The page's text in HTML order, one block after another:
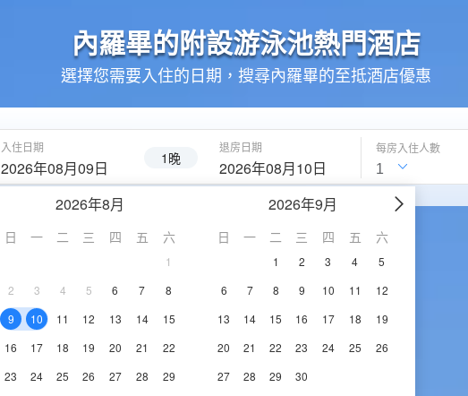
內羅畢的附設游泳池熱門酒店
選擇您需要入住的日期，搜尋內羅畢的至抵酒店優惠
入住日期
2026年08月09日 1晚
退房日期
2026年08月10日
2026年8月
日 一 二 三 四 五 六
1
2
3 4 5 6 7
8
9
10 11 12 13 14
15
16
17 18 19 20 21
22
23
24 25 26 27 28
29
2026年9月
日 一 二 三 四 五 六
1 2 3 4
5
6
7 8 9 10 11
12
13
14 15 16 17 18
19
20
21 22 23 24 25
26
27
28 29 30
每房入住人數